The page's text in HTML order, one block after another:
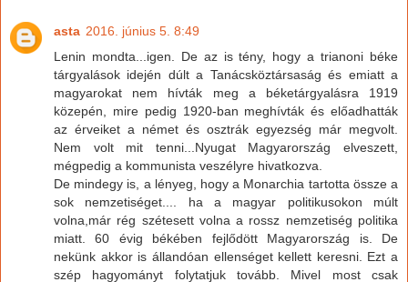
asta 2016. június 5. 8:49
Lenin mondta...igen. De az is tény, hogy a trianoni béke
tárgyalások idején dúlt a Tanácsköztársaság és emiatt a
magyarokat nem hívták meg a béketárgyalásra 1919
közepén, mire pedig 1920-ban meghívták és előadhatták
az érveiket a német és osztrák egyezség már megvolt.
Nem volt mit tenni...Nyugat Magyarország elveszett,
mégpedig a kommunista veszélyre hivatkozva.
De mindegy is, a lényeg, hogy a Monarchia tartotta össze a
sok nemzetiséget.... ha a magyar politikusokon múlt
volna,már rég szétesett volna a rossz nemzetiség politika
miatt. 60 évig békében fejlődött Magyarország is. De
nekünk akkor is állandóan ellenséget kellett keresni. Ezt a
szép hagyományt folytatjuk tovább. Mivel most csak